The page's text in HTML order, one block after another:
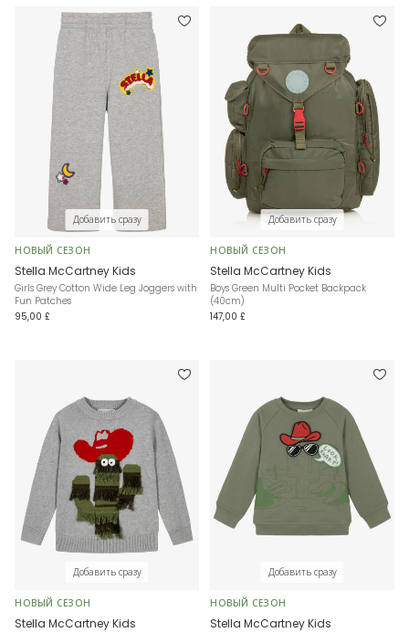
Добавить сразу
НОВЫЙ СЕЗОН
Stella McCartney Kids
Girls Grey Cotton Wide Leg Joggers with
Fun Patches
95,00 £
Добавить сразу
НОВЫЙ СЕЗОН
Stella McCartney Kids
Boys Green Multi Pocket Backpack
(40cm)
147,00 £
Добавить сразу
НОВЫЙ СЕЗОН
Stella McCartney Kids
Добавить сразу
НОВЫЙ СЕЗОН
Stella McCartney Kids